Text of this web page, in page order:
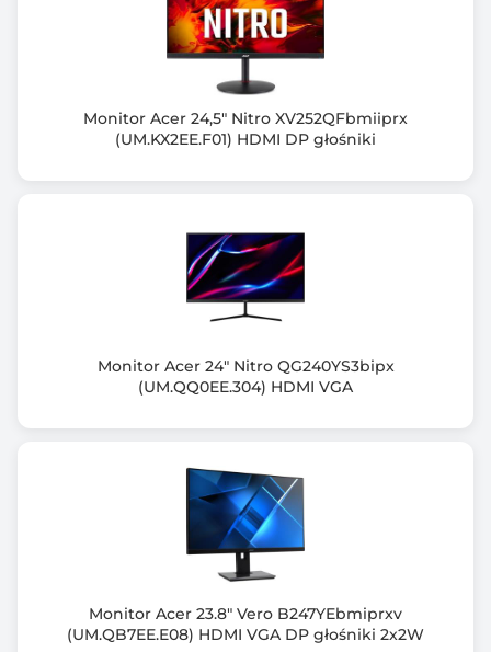
Częst. odśw. przy rozdzielczości optymalnej (Hz)
Częstotliwość odchylania pionowego (Hz)
Sygnał cyfrowy: 50~100 | Sygnał analogowy: 50~75
Sygnał cyfrowy: 30~130 | Sygnał analogowy: 30~75
Ilość wyświetlanych kolorów
16,7 M (6 bit + FRC)
Kąt widzenia pionowy (V)
Kąt widzenia poziomy (H)
Normy spełniane przez monitor
TUV Flicker-free
TUV Low Blue Light
Monitor Acer 24,5" Nitro XV252QFbmiiprx
(UM.KX2EE.F01) HDMI DP głośniki
Monitor Acer 24" Nitro QG240YS3bipx
(UM.QQ0EE.304) HDMI VGA
Monitor Acer 23.8" Vero B247YEbmiprxv
(UM.QB7EE.E08) HDMI VGA DP głośniki 2x2W